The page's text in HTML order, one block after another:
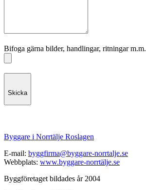
Bifoga gärna bilder, handlingar, ritningar m.m.
Skicka
Byggare i Norrtälje Roslagen
E-mail: byggfirma@byggare-norrtalje.se
Webbplats: www.byggare-norrtälje.se
Byggföretaget bildades år 2004